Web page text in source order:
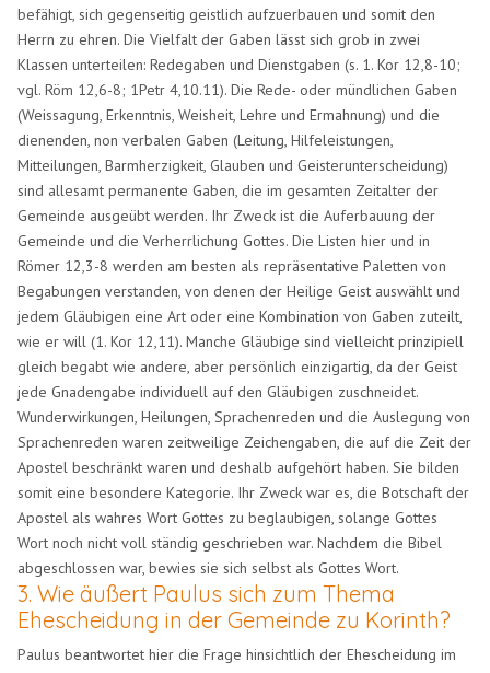
befähigt, sich gegenseitig geistlich aufzuerbauen und somit den
Herrn zu ehren. Die Vielfalt der Gaben lässt sich grob in zwei
Klassen unterteilen: Redegaben und Dienstgaben (s. 1. Kor 12,8-10;
vgl. Röm 12,6-8; 1Petr 4,10.11). Die Rede- oder mündlichen Gaben
(Weissagung, Erkenntnis, Weisheit, Lehre und Ermahnung) und die
dienenden, non verbalen Gaben (Leitung, Hilfeleistungen,
Mitteilungen, Barmherzigkeit, Glauben und Geisterunterscheidung)
sind allesamt permanente Gaben, die im gesamten Zeitalter der
Gemeinde ausgeübt werden. Ihr Zweck ist die Auferbauung der
Gemeinde und die Verherrlichung Gottes. Die Listen hier und in
Römer 12,3-8 werden am besten als repräsentative Paletten von
Begabungen verstanden, von denen der Heilige Geist auswählt und
jedem Gläubigen eine Art oder eine Kombination von Gaben zuteilt,
wie er will (1. Kor 12,11). Manche Gläubige sind vielleicht prinzipiell
gleich begabt wie andere, aber persönlich einzigartig, da der Geist
jede Gnadengabe individuell auf den Gläubigen zuschneidet.
Wunderwirkungen, Heilungen, Sprachenreden und die Auslegung von
Sprachenreden waren zeitweilige Zeichengaben, die auf die Zeit der
Apostel beschränkt waren und deshalb aufgehört haben. Sie bilden
somit eine besondere Kategorie. Ihr Zweck war es, die Botschaft der
Apostel als wahres Wort Gottes zu beglaubigen, solange Gottes
Wort noch nicht voll ständig geschrieben war. Nachdem die Bibel
abgeschlossen war, bewies sie sich selbst als Gottes Wort.
3. Wie äußert Paulus sich zum Thema
Ehescheidung in der Gemeinde zu Korinth?
Paulus beantwortet hier die Frage hinsichtlich der Ehescheidung im